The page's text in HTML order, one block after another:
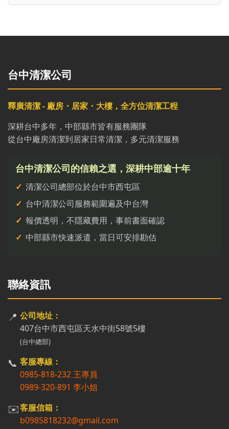
台中清潔公司
釋廣清潔 - 廠房・居家・大樓，全方位清潔工程
深耕台中多年，中部縣市皆有服務團隊
從台中廠房清潔到居家日常清潔，多元清潔服務
台中清潔公司的信賴之選，深耕中部逾十年
清潔公司總部位於台中市西屯區
台中清潔公司服務範圍遍及中台灣
報價透明，不隱藏費用，事前書面確認
中部縣市快速派遣，當日可安排勘估
聯絡資訊
📍 公司地址：
407台中市西屯區天水中街58號5樓
(台中總部)
📞 客服專線：
0985-818-232 王專員
0989-320-891 李小姐
✉️客服信箱：
b0985818232@gmail.com